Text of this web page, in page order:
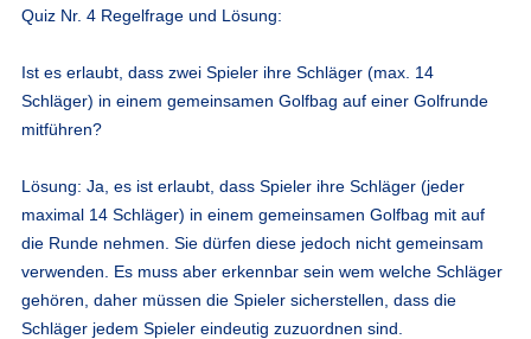
Quiz Nr. 4 Regelfrage und Lösung:
Ist es erlaubt, dass zwei Spieler ihre Schläger (max. 14
Schläger) in einem gemeinsamen Golfbag auf einer Golfrunde
mitführen?
Lösung: Ja, es ist erlaubt, dass Spieler ihre Schläger (jeder
maximal 14 Schläger) in einem gemeinsamen Golfbag mit auf
die Runde nehmen. Sie dürfen diese jedoch nicht gemeinsam
verwenden. Es muss aber erkennbar sein wem welche Schläger
gehören, daher müssen die Spieler sicherstellen, dass die
Schläger jedem Spieler eindeutig zuzuordnen sind.